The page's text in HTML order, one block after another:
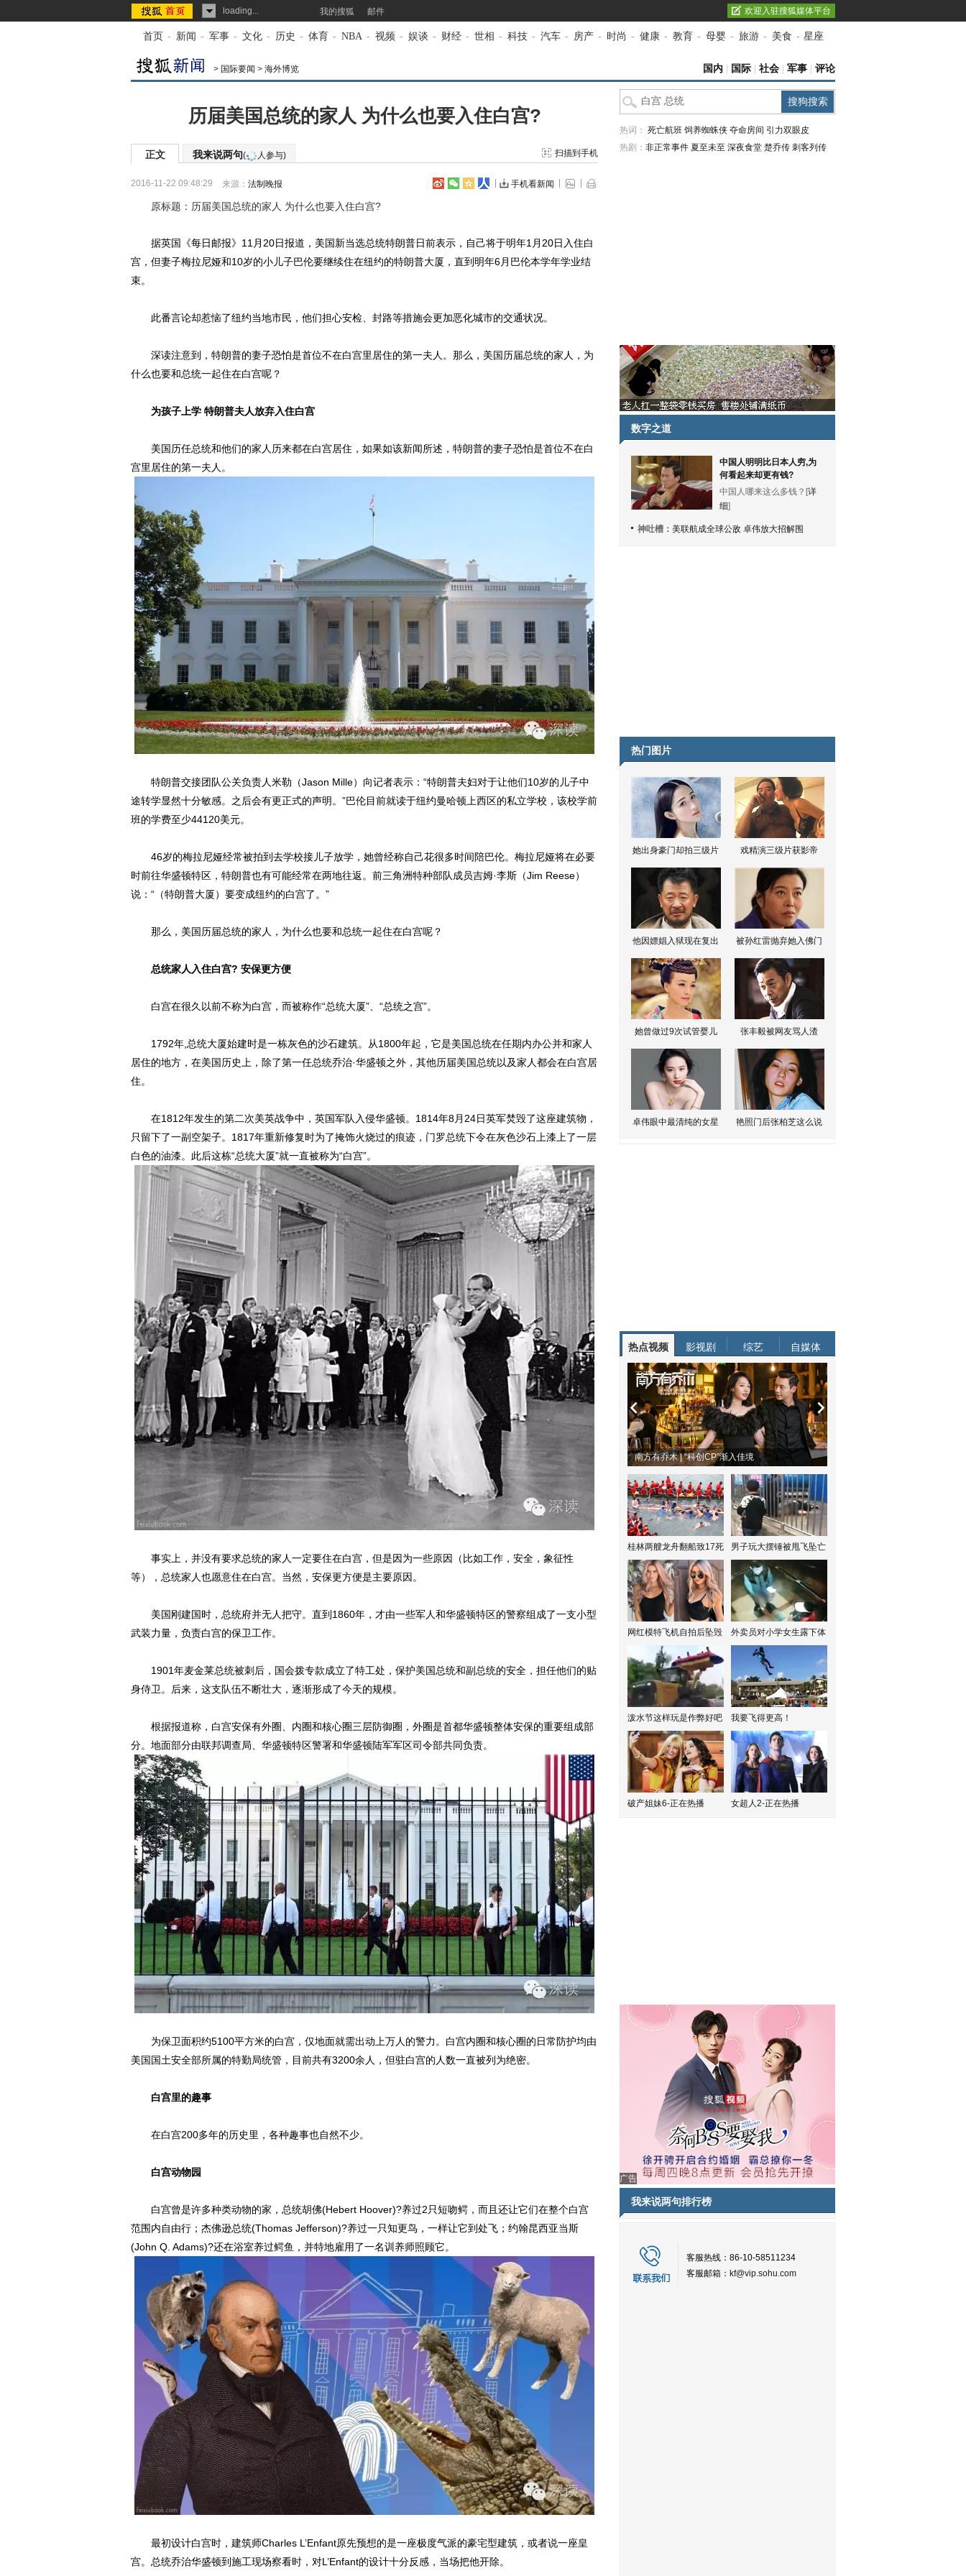
loading... 我的搜狐 邮件 欢迎入驻搜狐媒体平台
首页 - 新闻 - 军事 - 文化 - 历史 - 体育 - NBA - 视频 - 娱谈 - 财经 - 世相 - 科技 - 汽车 - 房产 - 时尚 - 健康 - 教育 - 母婴 - 旅游 - 美食 - 星座
> 国际要闻 > 海外博览 国内 国际 社会 军事 评论
历届美国总统的家人 为什么也要入住白宫?
正文 我来说两句( 人参与) 扫描到手机
2016-11-22 09:48:29 来源： 法制晚报 手机看新闻
原标题：历届美国总统的家人 为什么也要入住白宫?
据英国《每日邮报》11月20日报道，美国新当选总统特朗普日前表示，自己将于明年1月20日入住白
宫，但妻子梅拉尼娅和10岁的小儿子巴伦要继续住在纽约的特朗普大厦，直到明年6月巴伦本学年学业结
束。
此番言论却惹恼了纽约当地市民，他们担心安检、封路等措施会更加恶化城市的交通状况。
深读注意到，特朗普的妻子恐怕是首位不在白宫里居住的第一夫人。那么，美国历届总统的家人，为
什么也要和总统一起住在白宫呢？
为孩子上学 特朗普夫人放弃入住白宫
美国历任总统和他们的家人历来都在白宫居住，如果如该新闻所述，特朗普的妻子恐怕是首位不在白
宫里居住的第一夫人。
特朗普交接团队公关负责人米勒（Jason Mille）向记者表示：“特朗普夫妇对于让他们10岁的儿子中
途转学显然十分敏感。之后会有更正式的声明。”巴伦目前就读于纽约曼哈顿上西区的私立学校，该校学前
班的学费至少44120美元。
46岁的梅拉尼娅经常被拍到去学校接儿子放学，她曾经称自己花很多时间陪巴伦。梅拉尼娅将在必要
时前往华盛顿特区，特朗普也有可能经常在两地往返。前三角洲特种部队成员吉姆·李斯（Jim Reese）
说：“（特朗普大厦）要变成纽约的白宫了。”
那么，美国历届总统的家人，为什么也要和总统一起住在白宫呢？
总统家人入住白宫? 安保更方便
白宫在很久以前不称为白宫，而被称作“总统大厦”、“总统之宫”。
1792年,总统大厦始建时是一栋灰色的沙石建筑。从1800年起，它是美国总统在任期内办公并和家人
居住的地方，在美国历史上，除了第一任总统乔治·华盛顿之外，其他历届美国总统以及家人都会在白宫居
住。
在1812年发生的第二次美英战争中，英国军队入侵华盛顿。1814年8月24日英军焚毁了这座建筑物，
只留下了一副空架子。1817年重新修复时为了掩饰火烧过的痕迹，门罗总统下令在灰色沙石上漆上了一层
白色的油漆。此后这栋“总统大厦”就一直被称为“白宫”。
事实上，并没有要求总统的家人一定要住在白宫，但是因为一些原因（比如工作，安全，象征性
等），总统家人也愿意住在白宫。当然，安保更方便是主要原因。
美国刚建国时，总统府并无人把守。直到1860年，才由一些军人和华盛顿特区的警察组成了一支小型
武装力量，负责白宫的保卫工作。
1901年麦金莱总统被刺后，国会拨专款成立了特工处，保护美国总统和副总统的安全，担任他们的贴
身侍卫。后来，这支队伍不断壮大，逐渐形成了今天的规模。
根据报道称，白宫安保有外圈、内圈和核心圈三层防御圈，外圈是首都华盛顿整体安保的重要组成部
分。地面部分由联邦调查局、华盛顿特区警署和华盛顿陆军军区司令部共同负责。
为保卫面积约5100平方米的白宫，仅地面就需出动上万人的警力。白宫内圈和核心圈的日常防护均由
美国国土安全部所属的特勤局统管，目前共有3200余人，但驻白宫的人数一直被列为绝密。
白宫里的趣事
在白宫200多年的历史里，各种趣事也自然不少。
白宫动物园
白宫曾是许多种类动物的家，总统胡佛(Hebert Hoover)?养过2只短吻鳄，而且还让它们在整个白宫
范围内自由行；杰佛逊总统(Thomas Jefferson)?养过一只知更鸟，一样让它到处飞；约翰昆西亚当斯
(John Q. Adams)?还在浴室养过鳄鱼，并特地雇用了一名训养师照顾它。
最初设计白宫时，建筑师Charles L’Enfant原先预想的是一座极度气派的豪宅型建筑，或者说一座皇
宫。总统乔治华盛顿到施工现场察看时，对L’Enfant的设计十分反感，当场把他开除。
热词： 死亡航班 饲养蜘蛛侠 夺命房间 引力双眼皮
热剧： 非正常事件 夏至未至 深夜食堂 楚乔传 刺客列传
数字之道
中国人明明比日本人穷,为
何看起来却更有钱?
中国人哪来这么多钱？[详
细]
神吐槽： 美联航成全球公敌 卓伟放大招解围
热门图片
她出身豪门却拍三级片 戏精演三级片获影帝
他因嫖娼入狱现在复出 被孙红雷抛弃她入佛门
她曾做过9次试管婴儿 张丰毅被网友骂人渣
卓伟眼中最清纯的女星 艳照门后张柏芝这么说
热点视频 影视剧 综艺 自媒体
动物系恋人啊 | 钟欣潼体验爱情哲学 南方有乔木 | “科创CP”渐入佳境 魔都风云 | 周冬雨任达华演父女
桂林两艘龙舟翻船致17死 男子玩大摆锤被甩飞坠亡
网红模特飞机自拍后坠毁 外卖员对小学女生露下体
泼水节这样玩是作弊好吧 我要飞得更高！
破产姐妹6-正在热播 女超人2-正在热播
广告
我来说两句排行榜
客服热线：86-10-58511234
客服邮箱： kf@vip.sohu.com